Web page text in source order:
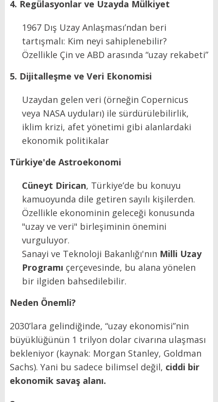
4. Regülasyonlar ve Uzayda Mülkiyet
1967 Dış Uzay Anlaşması’ndan beri
tartışmalı: Kim neyi sahiplenebilir?
Özellikle Çin ve ABD arasında “uzay rekabeti”
5. Dijitalleşme ve Veri Ekonomisi
Uzaydan gelen veri (örneğin Copernicus
veya NASA uyduları) ile sürdürülebilirlik,
iklim krizi, afet yönetimi gibi alanlardaki
ekonomik politikalar
Türkiye'de Astroekonomi
Cüneyt Dirican, Türkiye’de bu konuyu
kamuoyunda dile getiren sayılı kişilerden.
Özellikle ekonominin geleceği konusunda
"uzay ve veri" birleşiminin önemini
vurguluyor.
Sanayi ve Teknoloji Bakanlığı'nın Milli Uzay
Programı çerçevesinde, bu alana yönelen
bir ilgiden bahsedilebilir.
Neden Önemli?
2030’lara gelindiğinde, “uzay ekonomisi”nin
büyüklüğünün 1 trilyon dolar civarına ulaşması
bekleniyor (kaynak: Morgan Stanley, Goldman
Sachs). Yani bu sadece bilimsel değil, ciddi bir
ekonomik savaş alanı.